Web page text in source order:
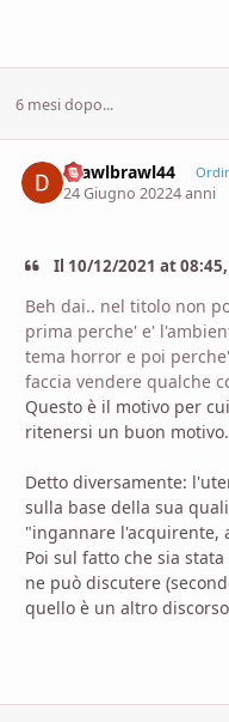
6 mesi dopo...
Brawlbrawl44
24 Giugno 20224 anni
Il 10/12/2021 at
Beh dai.. nel titolo non
prima perche' e'
tema horror e poi
faccia vendere qualche
Questo è il motivo per
ritenersi un buon motivo.
Detto diversamente:
sulla base della sua
"ingannare l'acquirente,
Poi sul fatto che sia
ne può discutere
quello è un altro